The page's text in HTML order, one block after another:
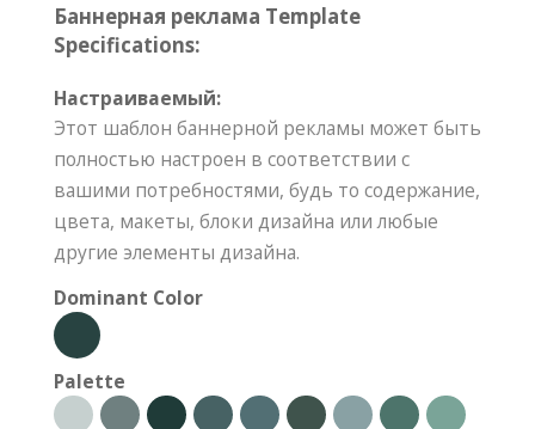
Баннерная реклама Template
Specifications:
Настраиваемый:
Этот шаблон баннерной рекламы может быть
полностью настроен в соответствии с
вашими потребностями, будь то содержание,
цвета, макеты, блоки дизайна или любые
другие элементы дизайна.
Dominant Color
Palette